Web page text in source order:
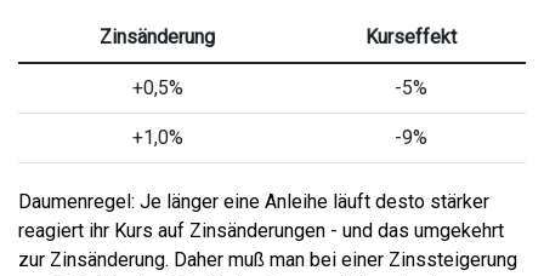
Zinsänderung Kurseffekt
+0,5% -5%
+1,0% -9%
Daumenregel: Je länger eine Anleihe läuft desto stärker
reagiert ihr Kurs auf Zinsänderungen - und das umgekehrt
zur Zinsänderung. Daher muß man bei einer Zinssteigerung